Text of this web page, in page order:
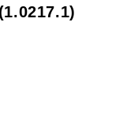
1.0217.1